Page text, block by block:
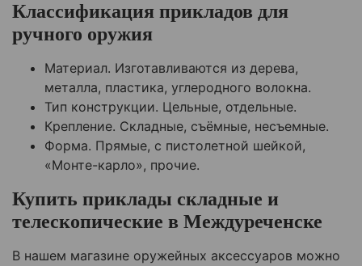
Классификация прикладов для
ручного оружия
Материал. Изготавливаются из дерева,
металла, пластика, углеродного волокна.
Тип конструкции. Цельные, отдельные.
Крепление. Складные, съёмные, несъемные.
Форма. Прямые, с пистолетной шейкой,
«Монте-карло», прочие.
Купить приклады складные и
телескопические в Междуреченске
В нашем магазине оружейных аксессуаров можно